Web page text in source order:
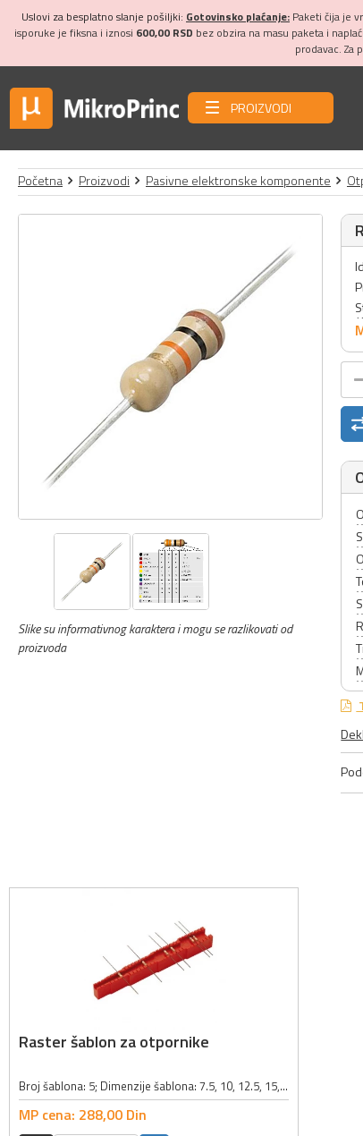
Uslovi za besplatno slanje pošiljki: Gotovinsko plaćanje: Paketi čija je
isporuke je fiksna i iznosi 600,00 RSD bez obzira na masu paketa i
prodavac. Za
PROIZVODI
Početna Proizvodi Pasivne elektronske komponente
Slike su informativnog karaktera i mogu se razlikovati od
proizvoda
Raster šablon za otpornike
Broj šablona: 5; Dimenzije šablona: 7.5, 10, 12.5, 15, 17.5mm; Boja: crvena;
MP cena: 288,00 Din